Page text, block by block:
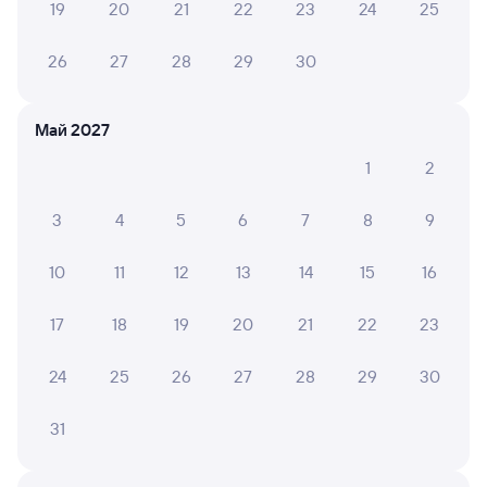
Частые вопросы
на другой поезд?
пассажира?
19 20 21 22 23 24 25
26 27 28 29 30
Май 2027
1
2
3 4 5 6 7 8 9
10 11 12 13 14 15 16
17 18 19 20 21 22 23
24 25 26 27 28 29 30
31